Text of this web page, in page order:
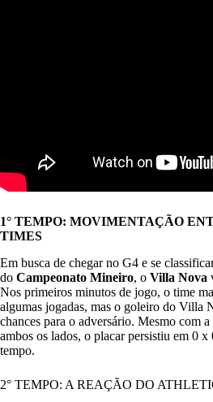
1° TEMPO: MOVIMENTAÇÃO
TIMES
Em busca de chegar no G4 e se
do Campeonato Mineiro, o Villa Nova
Nos primeiros minutos de jogo, o time
algumas jogadas, mas o goleiro do Villa
chances para o adversário. Mesmo com
ambos os lados, o placar persistiu em 0 x
tempo.
2° TEMPO: A REAÇÃO DO